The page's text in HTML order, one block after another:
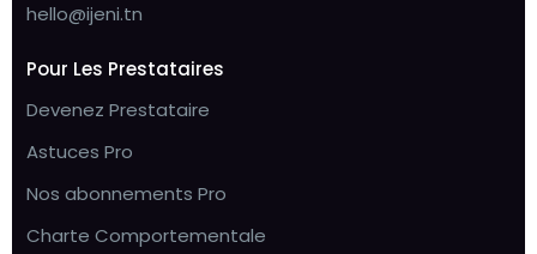
hello@ijeni.tn
Pour Les Prestataires
Devenez Prestataire
Astuces Pro
Nos abonnements Pro
Charte Comportementale